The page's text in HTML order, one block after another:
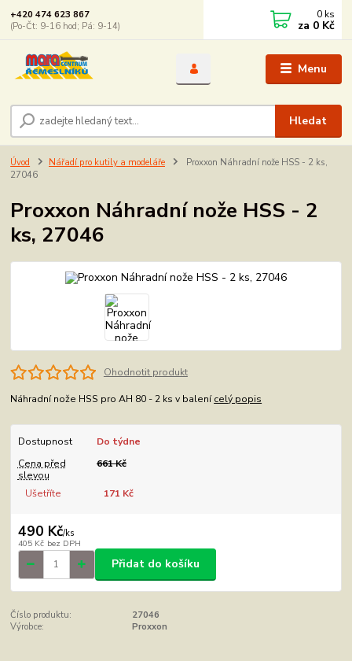
Menu
Hledat
+420 474 623 867
(Po-Čt: 9-16 hod; Pá: 9-14)
0 ks
za 0 Kč
Úvod Nářadí pro kutily a modeláře
Proxxon Náhradní nože HSS - 2 ks,
27046
Proxxon Náhradní nože HSS - 2
ks, 27046
Ohodnotit produkt
Náhradní nože HSS pro AH 80 - 2 ks v balenícelý popis
Dostupnost
Do týdne
Cena před
slevou
661 Kč
Ušetříte 171 Kč
490 Kč/ks
405 Kč bez DPH
Přidat do košíku
Číslo produktu:
27046
Výrobce:
Proxxon